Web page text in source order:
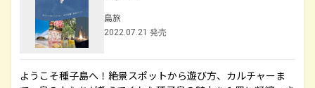
島旅
2022.07.21 発売
ようこそ種子島へ！絶景スポットから遊び方、カルチャーま